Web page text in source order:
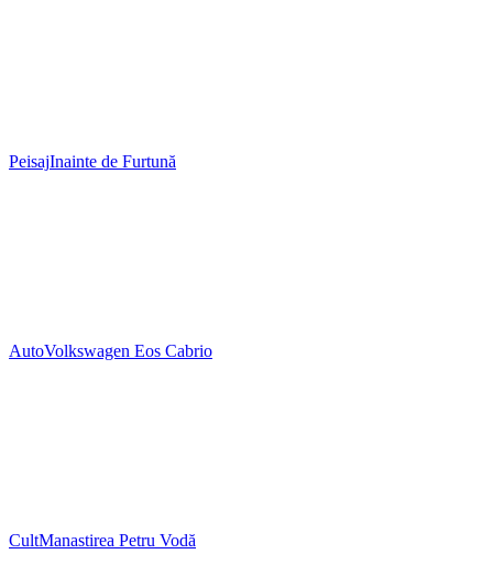
PeisajInainte de Furtună
AutoVolkswagen Eos Cabrio
CultManastirea Petru Vodă